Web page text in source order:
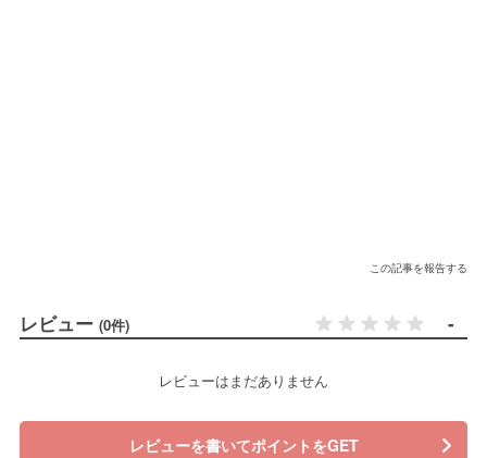
この記事を報告する
レビュー (0件) -
レビューはまだありません
レビューを書いてポイントをGET